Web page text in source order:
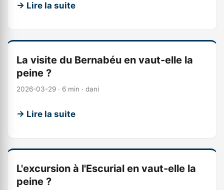
→ Lire la suite
La visite du Bernabéu en vaut-elle la
peine ?
2026-03-29 · 6 min · dani
→ Lire la suite
L'excursion à l'Escurial en vaut-elle la
peine ?